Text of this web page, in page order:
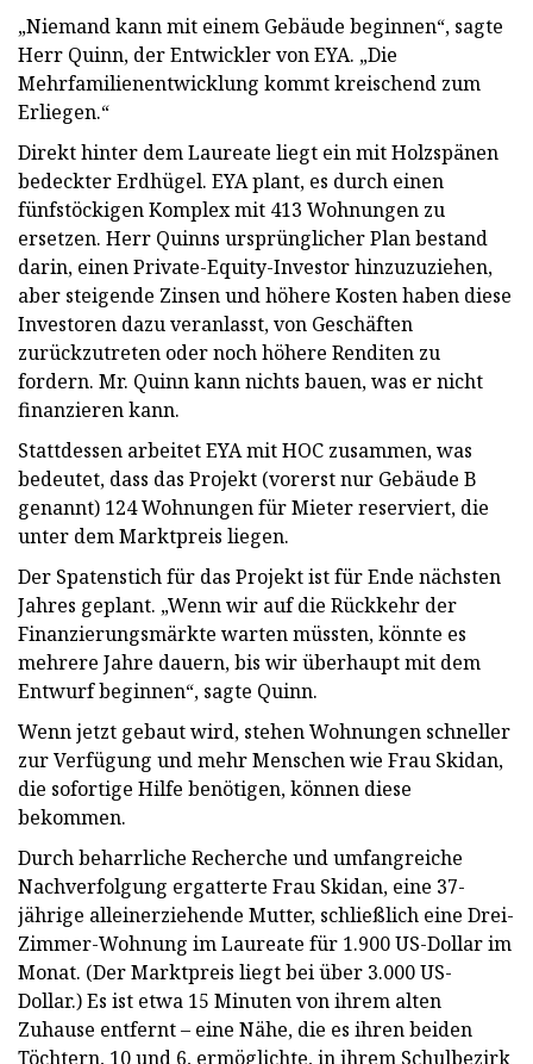
„Niemand kann mit einem Gebäude beginnen“, sagte
Herr Quinn, der Entwickler von EYA. „Die
Mehrfamilienentwicklung kommt kreischend zum
Erliegen.“
Direkt hinter dem Laureate liegt ein mit Holzspänen
bedeckter Erdhügel. EYA plant, es durch einen
fünfstöckigen Komplex mit 413 Wohnungen zu
ersetzen. Herr Quinns ursprünglicher Plan bestand
darin, einen Private-Equity-Investor hinzuzuziehen,
aber steigende Zinsen und höhere Kosten haben diese
Investoren dazu veranlasst, von Geschäften
zurückzutreten oder noch höhere Renditen zu
fordern. Mr. Quinn kann nichts bauen, was er nicht
finanzieren kann.
Stattdessen arbeitet EYA mit HOC zusammen, was
bedeutet, dass das Projekt (vorerst nur Gebäude B
genannt) 124 Wohnungen für Mieter reserviert, die
unter dem Marktpreis liegen.
Der Spatenstich für das Projekt ist für Ende nächsten
Jahres geplant. „Wenn wir auf die Rückkehr der
Finanzierungsmärkte warten müssten, könnte es
mehrere Jahre dauern, bis wir überhaupt mit dem
Entwurf beginnen“, sagte Quinn.
Wenn jetzt gebaut wird, stehen Wohnungen schneller
zur Verfügung und mehr Menschen wie Frau Skidan,
die sofortige Hilfe benötigen, können diese
bekommen.
Durch beharrliche Recherche und umfangreiche
Nachverfolgung ergatterte Frau Skidan, eine 37-
jährige alleinerziehende Mutter, schließlich eine Drei-
Zimmer-Wohnung im Laureate für 1.900 US-Dollar im
Monat. (Der Marktpreis liegt bei über 3.000 US-
Dollar.) Es ist etwa 15 Minuten von ihrem alten
Zuhause entfernt – eine Nähe, die es ihren beiden
Töchtern, 10 und 6, ermöglichte, in ihrem Schulbezirk